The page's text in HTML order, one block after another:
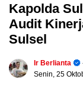
Kapolda
Audit
Sulsel
Ir Berlianta
Senin, 25